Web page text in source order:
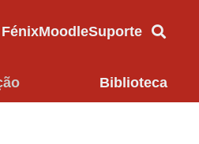
FénixMoodleSuporte
Biblioteca